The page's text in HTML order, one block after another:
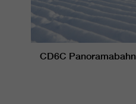
CD6C Panoramabahn